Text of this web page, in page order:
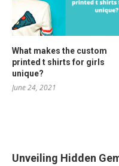
What makes the custom
printed t shirts for girls
unique?
June 24, 2021
Unveiling Hidden